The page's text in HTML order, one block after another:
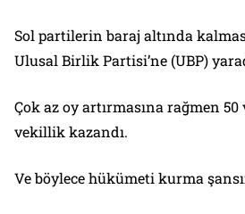
Sol partilerin baraj altında
Ulusal Birlik Partisi’ne (UBP)
Çok az oy artırmasına rağmen
vekillik kazandı.
Ve böylece hükümeti kurma